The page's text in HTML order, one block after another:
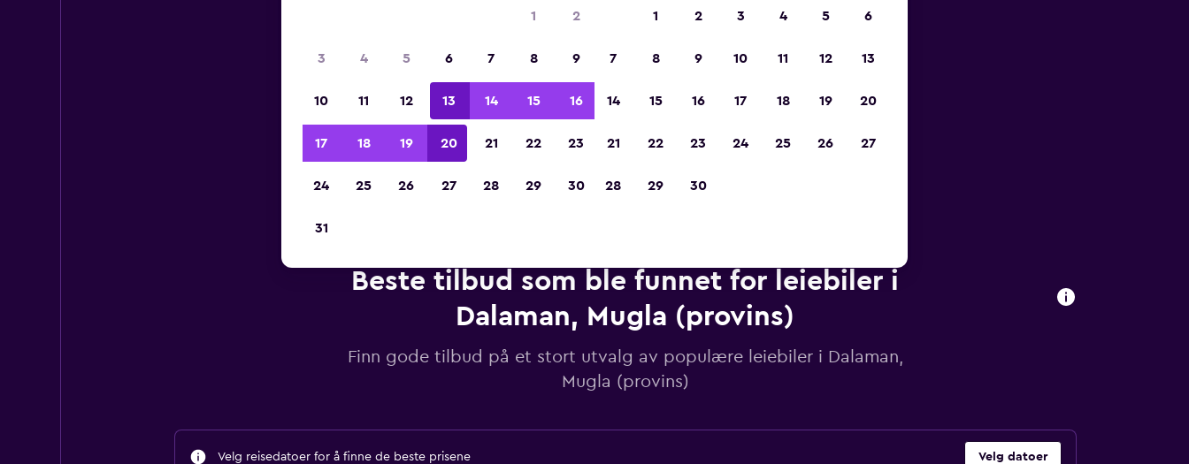
2023
Beste tilbud som ble funnet for leiebiler i
Dalaman, Mugla (provins)
Finn gode tilbud på et stort utvalg av populære leiebiler i Dalaman,
Mugla (provins)
Velg reisedatoer for å finne de beste prisene Velg datoer
1 2
3 4 5 6 7 8 9
10 11 12 13 14 15 16
17 18 19 20 21 22 23
24 25 26 27 28 29 30
31
1 2 3 4 5 6
7 8 9 10 11 12 13
14 15 16 17 18 19 20
21 22 23 24 25 26 27
28 29 30